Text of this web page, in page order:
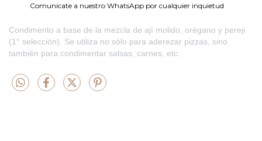
Comunicate a nuestro WhatsApp por cualquier inquietud
Condimento a base de la mezcla de ají molido, orégano y pereji
(1° selección). Se utiliza no sólo para aderezar pizzas, sino
también para condimentar salsas, carnes, etc.